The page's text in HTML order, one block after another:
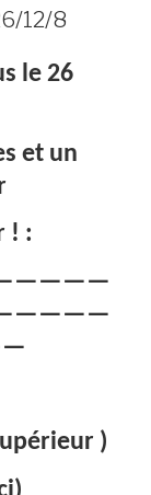
12/8
le 26
et un
! :
)